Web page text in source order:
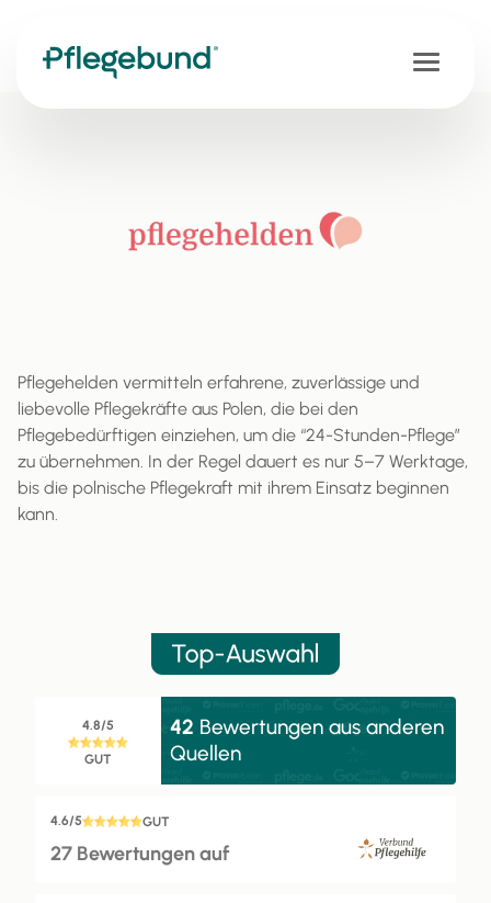
Pflegehelden vermitteln erfahrene, zuverlässige und
liebevolle Pflegekräfte aus Polen, die bei den
Pflegebedürftigen einziehen, um die “24-Stunden-Pflege”
zu übernehmen. In der Regel dauert es nur 5–7 Werktage,
bis die polnische Pflegekraft mit ihrem Einsatz beginnen
kann.
4.8/5
GUT
42 Bewertungen aus anderen
Quellen
4.6/5 GUT
27 Bewertungen auf